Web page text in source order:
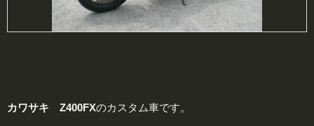
カワサキ Z400FXのカスタム車です。